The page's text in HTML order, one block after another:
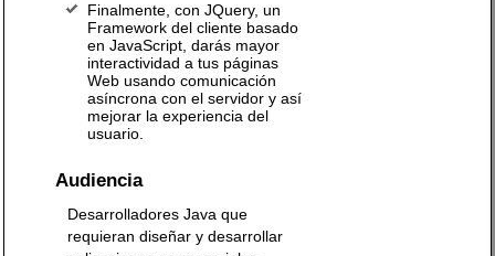
Finalmente, con JQuery, un
Framework del cliente basado
en JavaScript, darás mayor
interactividad a tus páginas
Web usando comunicación
asíncrona con el servidor y así
mejorar la experiencia del
usuario.
Audiencia
Desarrolladores Java que
requieran diseñar y desarrollar